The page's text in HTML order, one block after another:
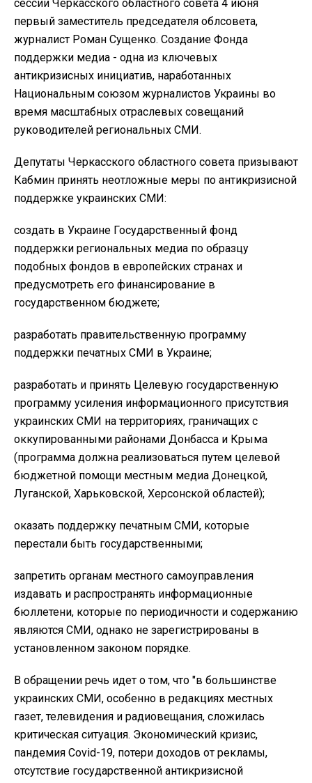
сессии Черкасского областного совета 4 июня
первый заместитель председателя облсовета,
журналист Роман Сущенко. Создание Фонда
поддержки медиа - одна из ключевых
антикризисных инициатив, наработанных
Национальным союзом журналистов Украины во
время масштабных отраслевых совещаний
руководителей региональных СМИ.
Депутаты Черкасского областного совета призывают
Кабмин принять неотложные меры по антикризисной
поддержке украинских СМИ:
создать в Украине Государственный фонд
поддержки региональных медиа по образцу
подобных фондов в европейских странах и
предусмотреть его финансирование в
государственном бюджете;
разработать правительственную программу
поддержки печатных СМИ в Украине;
разработать и принять Целевую государственную
программу усиления информационного присутствия
украинских СМИ на территориях, граничащих с
оккупированными районами Донбасса и Крыма
(программа должна реализоваться путем целевой
бюджетной помощи местным медиа Донецкой,
Луганской, Харьковской, Херсонской областей);
оказать поддержку печатным СМИ, которые
перестали быть государственными;
запретить органам местного самоуправления
издавать и распространять информационные
бюллетени, которые по периодичности и содержанию
являются СМИ, однако не зарегистрированы в
установленном законом порядке.
В обращении речь идет о том, что "в большинстве
украинских СМИ, особенно в редакциях местных
газет, телевидения и радиовещания, сложилась
критическая ситуация. Экономический кризис,
пандемия Covid-19, потери доходов от рекламы,
отсутствие государственной антикризисной